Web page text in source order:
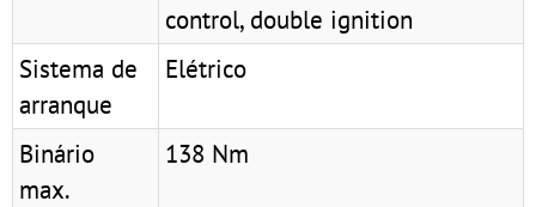
control, double ignition
Sistema de
arranque
Elétrico
Binário
max.
138 Nm